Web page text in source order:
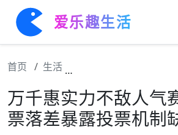
爱乐趣生活
首页 生活
万千惠实力不敌人气
票落差暴露投票机制